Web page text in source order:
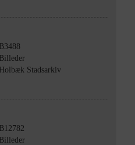
B3488
Billeder
Holbæk Stadsarkiv
B12782
Billeder